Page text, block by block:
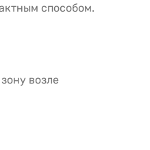
способом.
возле